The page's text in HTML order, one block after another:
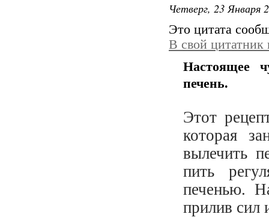
Четверг, 23 Января
Это цитата
В свой цитатник
Настоящее
печень.
Этот
которая
вылечить
пить
печенью.
прилив сил